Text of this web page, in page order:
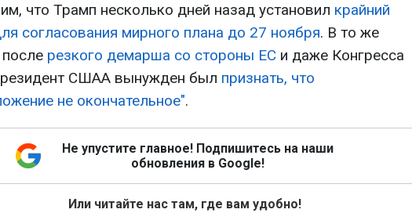
что Трамп несколько дней назад установил крайний
согласования мирного плана до 27 ноября. В то же
резкого демарша со стороны ЕС и даже Конгресса
СШАА вынужден был признать, что
не окончательное".
Не упустите главное! Подпишитесь на наши
обновления в Google!
Или читайте нас там, где вам удобно!